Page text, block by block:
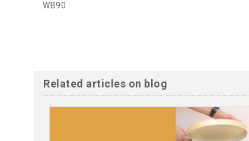
WB90
Related articles on blog